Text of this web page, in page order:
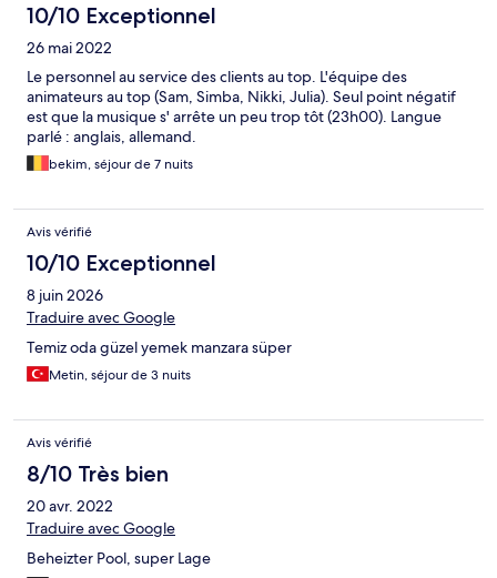
10/10 Exceptionnel
26 mai 2022
Le personnel au service des clients au top. L'équipe des
animateurs au top (Sam, Simba, Nikki, Julia). Seul point négatif
est que la musique s' arrête un peu trop tôt (23h00). Langue
parlé : anglais, allemand.
bekim, séjour de 7 nuits
Avis vérifié
10/10 Exceptionnel
8 juin 2026
Traduire avec Google
Temiz oda güzel yemek manzara süper
Metin, séjour de 3 nuits
Avis vérifié
8/10 Très bien
20 avr. 2022
Traduire avec Google
Beheizter Pool, super Lage